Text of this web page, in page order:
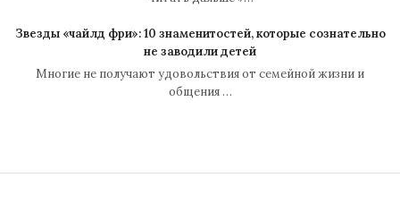
Звезды «чайлд фри»: 10 знаменитостей, которые сознательно
не заводили детей
Многие не получают удовольствия от семейной жизни и
общения …